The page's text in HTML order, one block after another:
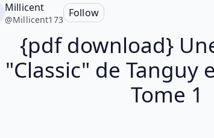
Millicent
@Millicent173
Follow
{pdf download}
"Classic" de Tanguy
Tome 1